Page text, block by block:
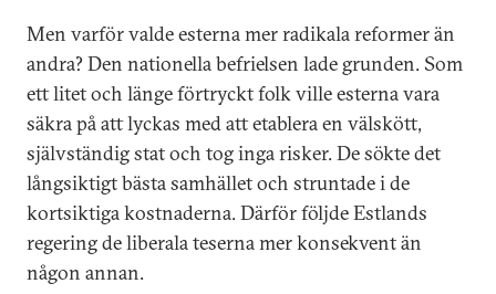
Men varför valde esterna mer radikala reformer än
andra? Den nationella befrielsen lade grunden. Som
ett litet och länge förtryckt folk ville esterna vara
säkra på att lyckas med att etablera en välskött,
självständig stat och tog inga risker. De sökte det
långsiktigt bästa samhället och struntade i de
kortsiktiga kostnaderna. Därför följde Estlands
regering de liberala teserna mer konsekvent än
någon annan.